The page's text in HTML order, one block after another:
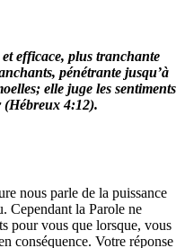
efficace, plus tranchante
pénétrante jusqu’à
elle juge les sentiments
(Hébreux 4:12).
nous parle de la puissance
Cependant la Parole ne
pour vous que lorsque, vous
conséquence. Votre réponse